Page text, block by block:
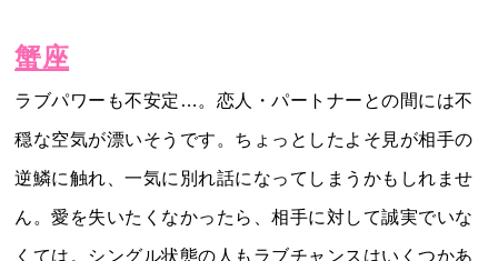
蟹座
ラブパワーも不安定…。恋人・パートナーとの間には不
穏な空気が漂いそうです。ちょっとしたよそ見が相手の
逆鱗に触れ、一気に別れ話になってしまうかもしれませ
ん。愛を失いたくなかったら、相手に対して誠実でいな
くては。シングル状態の人もラブチャンスはいくつかあ